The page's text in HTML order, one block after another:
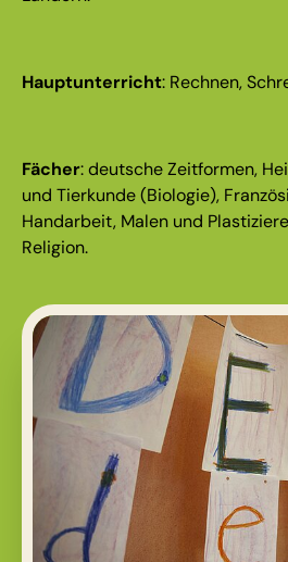
Hauptunterricht: Rechnen,
Fächer: deutsche Zeitformen,
und Tierkunde (Biologie),
Handarbeit, Malen und
Religion.